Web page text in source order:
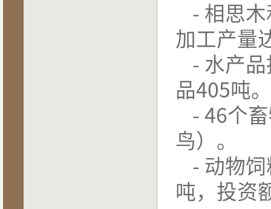
- 相思
加工产量
- 水产
品405吨。
- 46个
鸟）。
- 动物
吨，投资